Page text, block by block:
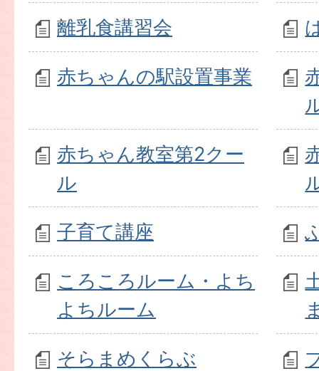
離乳食講習会
赤ちゃんの駅設置事業
赤ちゃん教室第2クー
ル
子育て講座
ころころルーム・よち
よちルーム
そらまめくらぶ